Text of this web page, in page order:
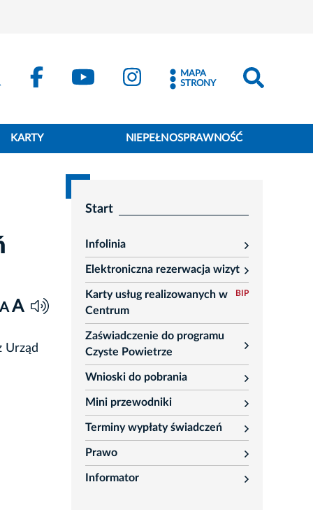
MAPA
STRONY
KARTY NIEPEŁNOSPRAWNOŚĆ
A A
Urząd
Start
Infolinia
rozwiń
Elektroniczna rezerwacja wizyt
rozwiń
Karty usług realizowanych w
Centrum
BIP
Zaświadczenie do programu
Czyste Powietrze
rozwiń
Wnioski do pobrania
rozwiń
Mini przewodniki
rozwiń
Terminy wypłaty świadczeń
rozwiń
Prawo
rozwiń
Informator
rozwiń